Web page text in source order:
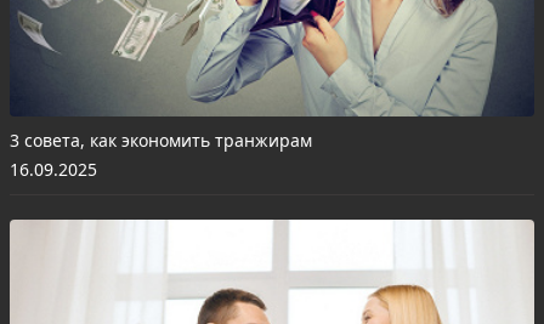
3 совета, как экономить транжирам
16.09.2025